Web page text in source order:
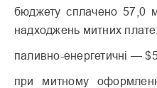
бюджету сплачено 57,0
надходжень митних
паливно-енергетичні —
при митному